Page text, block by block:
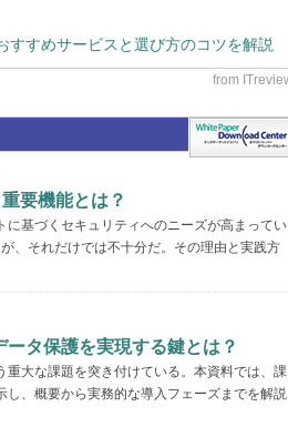
すすめサービスと選び方のコツを解説
要機能とは？
基づくセキュリティへのニーズが高まってい
、それだけでは不十分だ。その理由と実践方
タ保護を実現する鍵とは？
大な課題を突き付けている。本資料では、課
、概要から実務的な導入フェーズまでを解説